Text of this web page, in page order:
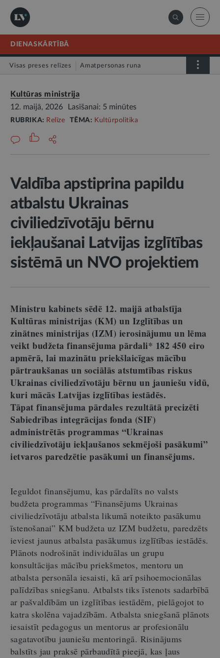
DIENASKĀRTĪBĀ
Visas preses relīzes Amatpersonas runa
Kultūras ministrija
12. maijā, 2026
Lasīšanai: 5 minūtes
RUBRIKA: Relīze TĒMA: Kultūrpolitika
Valdība apstiprina papildu
atbalstu Ukrainas
civiliedzīvotāju bērnu
iekļaušanai Latvijas izglītības
sistēmā un NVO projektiem
Ministru kabinets sēdē 12. maijā atbalstīja
Kultūras ministrijas (KM) un Izglītības un
zinātnes ministrijas (IZM) ierosinājumu un lēma
veikt budžeta finansējuma pārdali* 182 450 eiro
apmērā, lai mazinātu priekšlaicīgas mācību
pārtraukšanas un sociālās atstumtības riskus
Ukrainas civiliedzīvotāju bērnu un jauniešu vidū,
kuri mācās Latvijas izglītības iestādēs.
Tāpat finansējuma pārdales rezultātā precizēti
Sabiedrības integrācijas fonda (SIF)
administrētās programmas “Ukrainas
civiliedzīvotāju iekļaušanos sekmējoši pasākumi”
ietvaros paredzētie pasākumi un finansējums.
Ieguldot finansējumu, kas pārdalīts no valsts
budžeta programmas “Finansējums Ukrainas
civiliedzīvotāju atbalsta likumā noteikto pasākumu
īstenošanai” KM budžeta uz IZM budžetu, paredzēts
ieviest jaunus atbalsta pasākumus izglītības iestādēs.
Plānots nodrošināt individuālas un grupu
konsultācijas mācību priekšmetos, mentoru un
atbalsta personāla iesaisti, kā arī psihoemocionālas
palīdzības sniegšanu. Atbalsts tiks īstenots sadarbībā
ar pašvaldībām un izglītības iestādēm, pielāgojot to
katra skolēna vajadzībām. Atbalsta sniegšanā plānots
iesaistīt pedagogus un mentorus ar profesionālu
sagatavotību jauniešu mentoringā. Risinājums
balstīts jau praksē pārbaudītā pieejā, kas ļaus